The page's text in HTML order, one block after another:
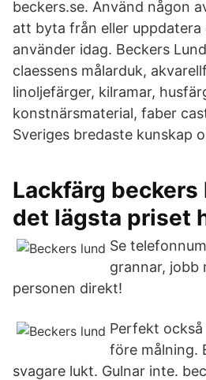
beckers.se. Använd någon
att byta från eller uppdatera
använder idag. Beckers
claessens målarduk,
linoljefärger, kilramar,
konstnärsmaterial, faber
Sveriges bredaste kunskap
Lackfärg beckers
det lägsta priset
Se
grannar, jobb
personen direkt!
Perfekt
före målning.
svagare lukt. Gulnar inte.